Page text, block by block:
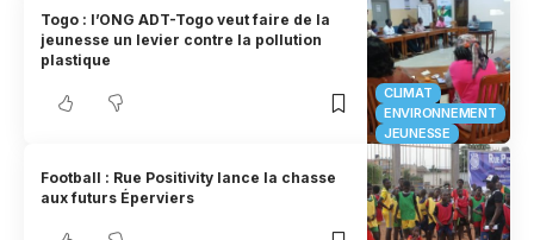
CLIMAT
ENVIRONNEMENT
JEUNESSE
Togo : l’ONG ADT-Togo veut faire de la
jeunesse un levier contre la pollution
plastique
Football : Rue Positivity lance la chasse
aux futurs Éperviers